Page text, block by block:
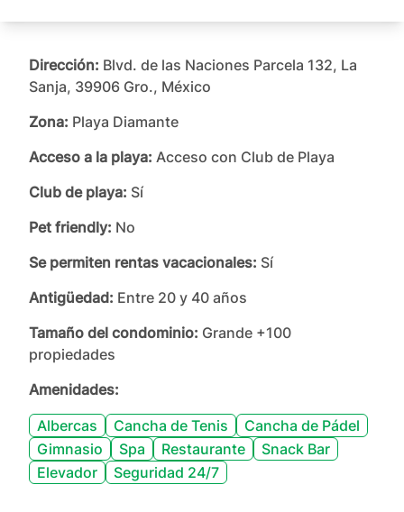
Dirección: Blvd. de las Naciones Parcela 132, La
Sanja, 39906 Gro., México
Zona: Playa Diamante
Acceso a la playa: Acceso con Club de Playa
Club de playa: Sí
Pet friendly: No
Se permiten rentas vacacionales: Sí
Antigüedad: Entre 20 y 40 años
Tamaño del condominio: Grande +100
propiedades
Amenidades:
Albercas
Cancha de Tenis
Cancha de Pádel
Gimnasio
Spa Restaurante
Snack Bar
Elevador
Seguridad 24/7